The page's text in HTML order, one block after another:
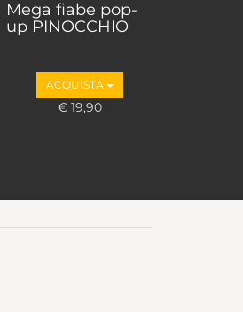
Mega fiabe pop-
up PINOCCHIO
ACQUISTA
€ 19,90